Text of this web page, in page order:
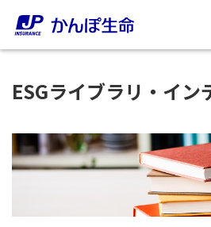
トップ
ESGライブラリ・イン